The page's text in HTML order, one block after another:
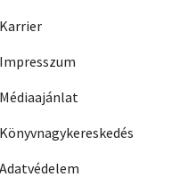
Karrier
Impresszum
Médiaajánlat
Könyvnagykereskedés
Adatvédelem